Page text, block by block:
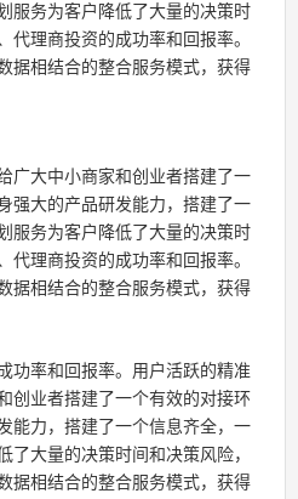
服务为客户降低了大量的决策时
代理商投资的成功率和回报率。
据相结合的整合服务模式，获得
广大中小商家和创业者搭建了一
强大的产品研发能力，搭建了一
服务为客户降低了大量的决策时
代理商投资的成功率和回报率。
据相结合的整合服务模式，获得
功率和回报率。用户活跃的精准
创业者搭建了一个有效的对接环
能力，搭建了一个信息齐全，一
了大量的决策时间和决策风险，
据相结合的整合服务模式，获得